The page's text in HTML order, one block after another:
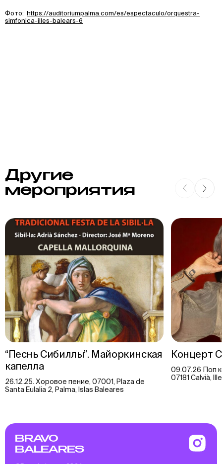
Фото: https://auditoriumpalma.com/es/espectaculo/orquestra-
simfonica-illes-balears-6
Другие
мероприятия
“Песнь Сибиллы”. Майоркинская
капелла
26.12.25. Хоровое пение, 07001, Plaza de
Santa Eulalia 2, Palma, Islas Baleares
Концерт
09.07.26 Поп
07181 Calvià,
BRAVO
BALEARES